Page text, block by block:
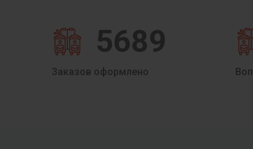
5689
Заказов оформлено